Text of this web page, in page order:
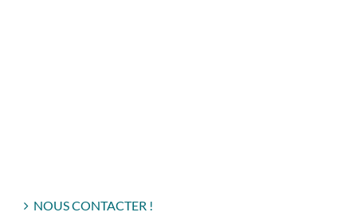
NOUS CONTACTER !